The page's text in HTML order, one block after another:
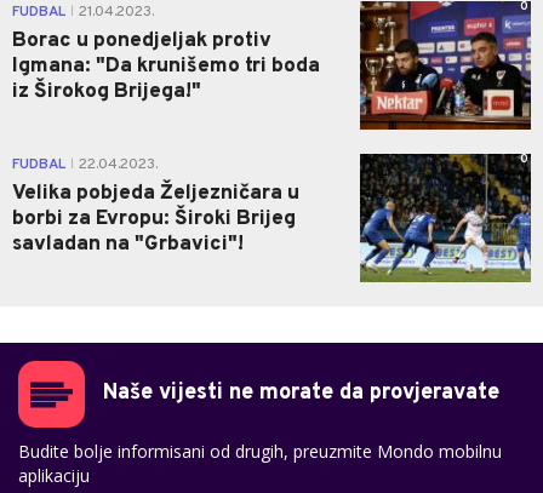
FUDBAL 21.04.2023.
Borac u ponedjeljak protiv
Igmana: "Da krunišemo tri boda
iz Širokog Brijega!"
0
FUDBAL 22.04.2023.
Velika pobjeda Željezničara u
borbi za Evropu: Široki Brijeg
savladan na "Grbavici"!
0
Naše vijesti ne morate da provjeravate
Budite bolje informisani od drugih, preuzmite Mondo mobilnu
aplikaciju